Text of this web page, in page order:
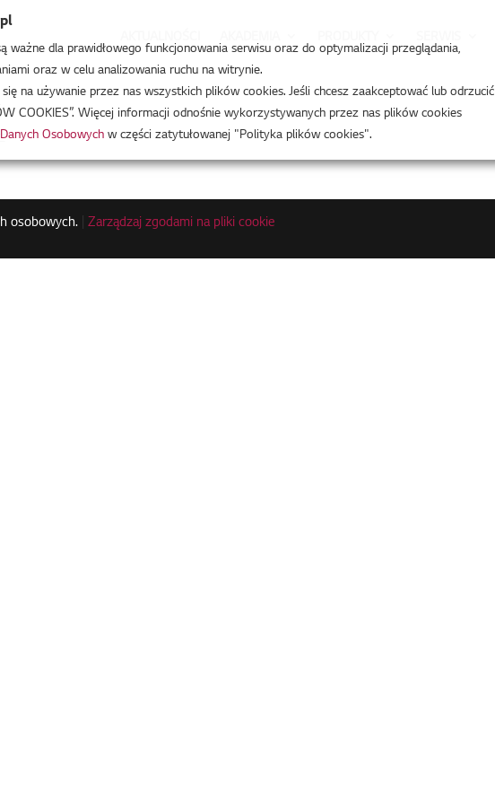
osobowych. |Zarządzaj zgodami na pliki cookie
dla prawidłowego funkcjonowania serwisu oraz do optymalizacji przeglądania,
oraz w celu analizowania ruchu na witrynie.
się na używanie przez nas wszystkich plików cookies. Jeśli chcesz zaakceptować lub odrzucić
COOKIES”. Więcej informacji odnośnie wykorzystywanych przez nas plików cookies
Osobowych w części zatytułowanej "Polityka plików cookies".